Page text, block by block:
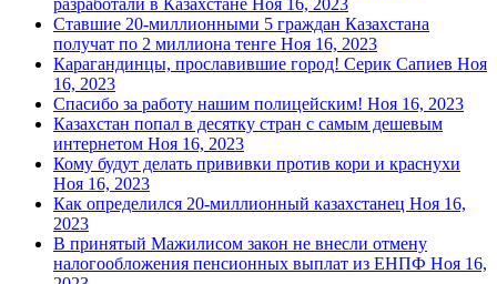
Ставшие 20-миллионными 5 граждан Казахстана
получат по 2 миллиона тенге Ноя 16, 2023
Карагандинцы, прославившие город! Серик Сапиев Ноя
16, 2023
Спасибо за работу нашим полицейским! Ноя 16, 2023
Казахстан попал в десятку стран с самым дешевым
интернетом Ноя 16, 2023
Кому будут делать прививки против кори и краснухи
Ноя 16, 2023
Как определился 20-миллионный казахстанец Ноя 16,
2023
В принятый Мажилисом закон не внесли отмену
налогообложения пенсионных выплат из ЕНПФ Ноя 16,